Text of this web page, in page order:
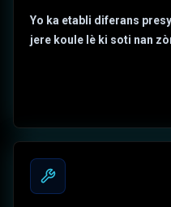
Yo ka etabli diferans
jere koule lè ki soti nan